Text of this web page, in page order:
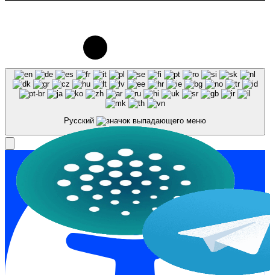
использовании материалов сайта galaktika64.ru
ссылка на источник обязательна.
Русский